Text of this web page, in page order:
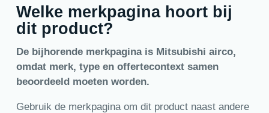
Welke merkpagina hoort bij
dit product?
De bijhorende merkpagina is Mitsubishi airco,
omdat merk, type en offertecontext samen
beoordeeld moeten worden.
Gebruik de merkpagina om dit product naast andere